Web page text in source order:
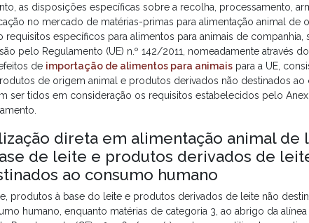
as disposições específicas sobre a recolha, processamento,
no mercado de matérias-primas para alimentação animal de
requisitos específicos para alimentos para animais de
pelo Regulamento (UE) n.º 142/2011, nomeadamente através
de importação de alimentos para animais para a UE,
de origem animal e produtos derivados não destinados ao
ser tidos em consideração os requisitos estabelecidos pelo
direta em alimentação animal de
de leite e produtos derivados de
ao consumo humano
produtos à base do leite e produtos derivados de leite não
humano, enquanto matérias de categoria 3, ao abrigo da